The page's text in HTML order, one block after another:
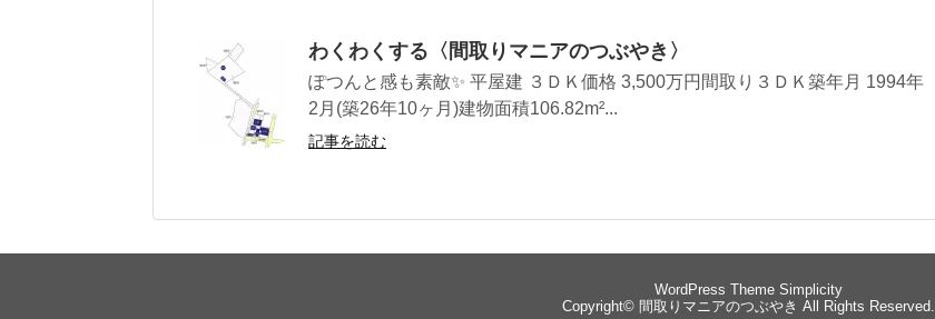
わくわくする〈間取りマニアのつぶやき〉
ぽつんと感も素敵✨ 平屋建 ３ＤＫ価格 3,500万円間取り３ＤＫ築年月 1994年
2月(築26年10ヶ月)建物面積106.82m²...
記事を読む
WordPress Theme Simplicity
Copyright© 間取りマニアのつぶやき All Rights Reserved.